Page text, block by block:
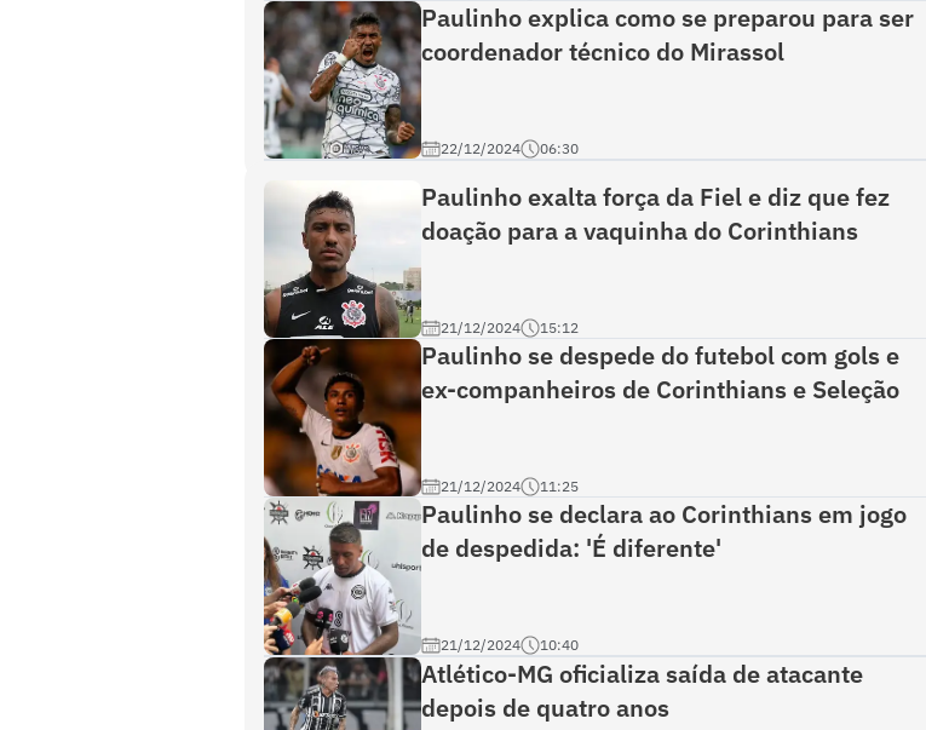
Paulinho explica como se preparou para ser
coordenador técnico do Mirassol
22/12/2024 06:30
Paulinho exalta força da Fiel e diz que fez
doação para a vaquinha do Corinthians
21/12/2024 15:12
Paulinho se despede do futebol com gols e
ex-companheiros de Corinthians e Seleção
21/12/2024 11:25
Paulinho se declara ao Corinthians em jogo
de despedida: 'É diferente'
21/12/2024 10:40
Atlético-MG oficializa saída de atacante
depois de quatro anos